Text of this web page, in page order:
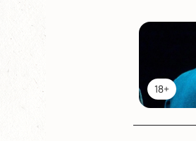
18+